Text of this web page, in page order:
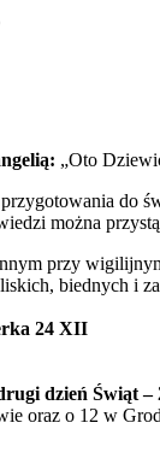
„Oto
do
można
przy
biednych i za
24 XII
dzień Świąt
oraz o 12 w